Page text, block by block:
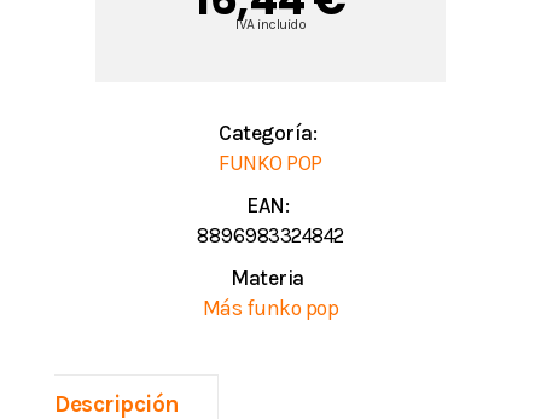
IVA incluido
Categoría:
FUNKO POP
EAN:
8896983324842
Materia
Más funko pop
Descripción